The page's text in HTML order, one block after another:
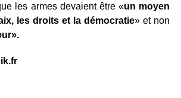
les armes devaient être «un moyen
les droits et la démocratie» et non